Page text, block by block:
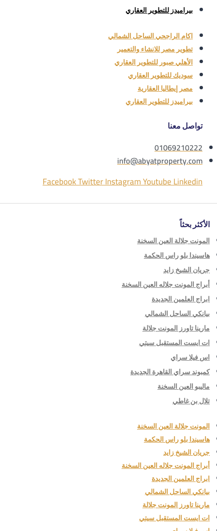
بيراميدز للتطوير العقاري
اكام الراجحي الساحل الشمالي
تطوير مصر للانشاء والتعمير
الأهلي صبور للتطوير العقاري
سوديك للتطوير العقاري
مصر إيطاليا العقارية
بيراميدز للتطوير العقاري
تواصل معنا
01069210222
info@abyatproperty.com
FacebookTwitterInstagramYoutubeLinkedin
الأكثر بحثاً
المونت جلالة العين السخنة
هاسيندا بلو راس الحكمة
جريان الشيخ زايد
أبراج المونت جلاله العين السخنة
ابراج العلمين الجديدة
بيانكي الساحل الشمالي
مارينا تاورز المونت جلالة
ات ايست المستقبل سيتي
اس فيلا سراي
كمبوند سراي القاهرة الجديدة
ماليبو العين السخنة
تلال بن غاطي
المونت جلالة العين السخنة
هاسيندا بلو راس الحكمة
جريان الشيخ زايد
أبراج المونت جلاله العين السخنة
ابراج العلمين الجديدة
بيانكي الساحل الشمالي
مارينا تاورز المونت جلالة
ات ايست المستقبل سيتي